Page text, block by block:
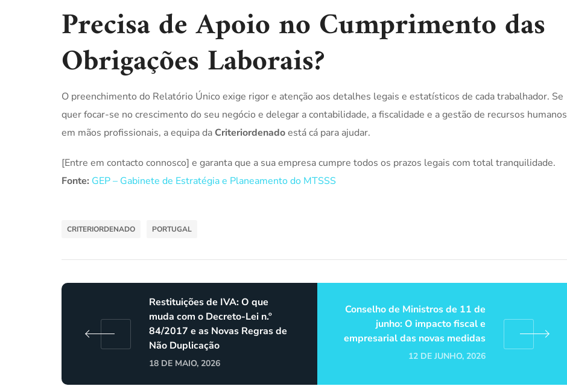
Precisa de Apoio no Cumprimento das
Obrigações Laborais?
O preenchimento do Relatório Único exige rigor e atenção aos detalhes legais e estatísticos de cada trabalhador. Se
quer focar-se no crescimento do seu negócio e delegar a contabilidade, a fiscalidade e a gestão de recursos humanos
em mãos profissionais, a equipa da Criteriordenadoestá cá para ajudar.
[Entre em contacto connosco] e garanta que a sua empresa cumpre todos os prazos legais com total tranquilidade.
Fonte: GEP – Gabinete de Estratégia e Planeamento do MTSSS
CRITERIORDENADO PORTUGAL
Restituições de IVA: O que
muda com o Decreto-Lei n.º
84/2017 e as Novas Regras de
Não Duplicação
18 DE MAIO, 2026
Conselho de Ministros de 11 de
junho: O impacto fiscal e
empresarial das novas medidas
12 DE JUNHO, 2026